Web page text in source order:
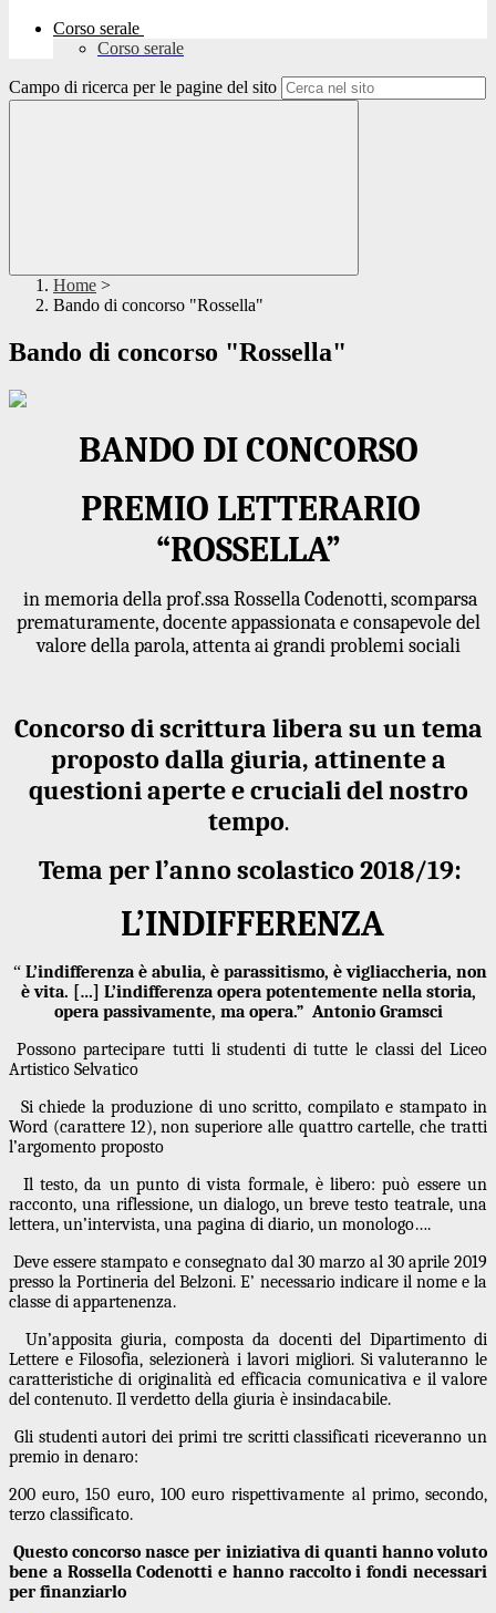
Corso serale
Corso serale
Campo di ricerca per le pagine del sito
Home >
Bando di concorso "Rossella"
Bando di concorso "Rossella"
BANDO DI CONCORSO
PREMIO LETTERARIO
“ROSSELLA”
in memoria della prof.ssa Rossella Codenotti, scomparsa
prematuramente, docente appassionata e consapevole del
valore della parola, attenta ai grandi problemi sociali
Concorso di scrittura libera su un tema
proposto dalla giuria, attinente a
questioni aperte e cruciali del nostro
tempo.
Tema per l’anno scolastico 2018/19:
L’INDIFFERENZA
“ L’indifferenza è abulia, è parassitismo, è vigliaccheria, non
è vita. […] L’indifferenza opera potentemente nella storia,
opera passivamente, ma opera.” Antonio Gramsci
Possono partecipare tutti li studenti di tutte le classi del Liceo
Artistico Selvatico
Si chiede la produzione di uno scritto, compilato e stampato in
Word (carattere 12), non superiore alle quattro cartelle, che tratti
l’argomento proposto
Il testo, da un punto di vista formale, è libero: può essere un
racconto, una riflessione, un dialogo, un breve testo teatrale, una
lettera, un’intervista, una pagina di diario, un monologo….
Deve essere stampato e consegnato dal 30 marzo al 30 aprile 2019
presso la Portineria del Belzoni. E’ necessario indicare il nome e la
classe di appartenenza.
Un’apposita giuria, composta da docenti del Dipartimento di
Lettere e Filosofia, selezionerà i lavori migliori. Si valuteranno le
caratteristiche di originalità ed efficacia comunicativa e il valore
del contenuto. Il verdetto della giuria è insindacabile.
Gli studenti autori dei primi tre scritti classificati riceveranno un
premio in denaro:
200 euro, 150 euro, 100 euro rispettivamente al primo, secondo,
terzo classificato.
Questo concorso nasce per iniziativa di quanti hanno voluto
bene a Rossella Codenotti e hanno raccolto i fondi necessari
per finanziarlo